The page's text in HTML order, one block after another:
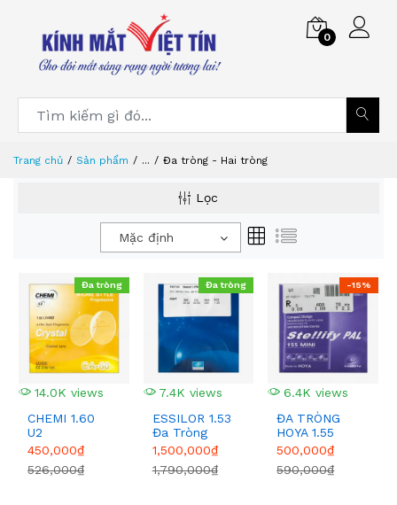
0
Trang chủ Sản phẩm ... Đa tròng - Hai tròng
Lọc
Mặc định
14.0K views
Đa tròng
CHEMI 1.60
U2
450,000₫
526,000₫
7.4K views
Đa tròng
ESSILOR 1.53
Đa Tròng
Trivex MaxAz
1,500,000₫
1,790,000₫
6.4K views
-15%
ĐA TRÒNG
HOYA 1.55
500,000₫
590,000₫